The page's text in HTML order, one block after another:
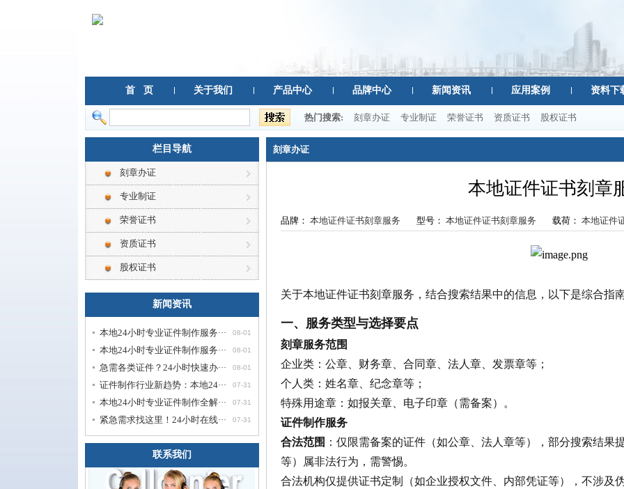
首 页 关于我们 产品中心 品牌中心 新闻资讯 应用案例 资料下
热门搜索: 刻章办证 专业制证 荣誉证书 资质证书 股权证书
栏目导航
刻章办证
专业制证
荣誉证书
资质证书
股权证书
新闻资讯
08-01
本地24小时专业证件制作服务···
08-01
本地24小时专业证件制作服务···
08-01
急需各类证件？24小时快速办···
07-31
证件制作行业新趋势：本地24···
07-31
本地24小时专业证件制作全解···
07-31
紧急需求找这里！24小时在线···
联系我们
刻章办证
本地证件证书刻章
品牌： 本地证件证书刻章服务 型号： 本地证件证书刻章服务 载荷： 本地证件
关于本地证件证书刻章服务，结合搜索结果中的信息，以下是综合指
一、服务类型与选择要点
刻章服务范围
企业类：公章、财务章、合同章、法人章、发票章等；
个人类：姓名章、纪念章等；
特殊用途章：如报关章、电子印章（需备案）。
证件制作服务
合法范围 ：仅限需备案的证件（如公章、法人章等），部分搜索结果
等）属非法行为，需警惕。
合法机构仅提供证书定制（如企业授权文件、内部凭证等），不涉及